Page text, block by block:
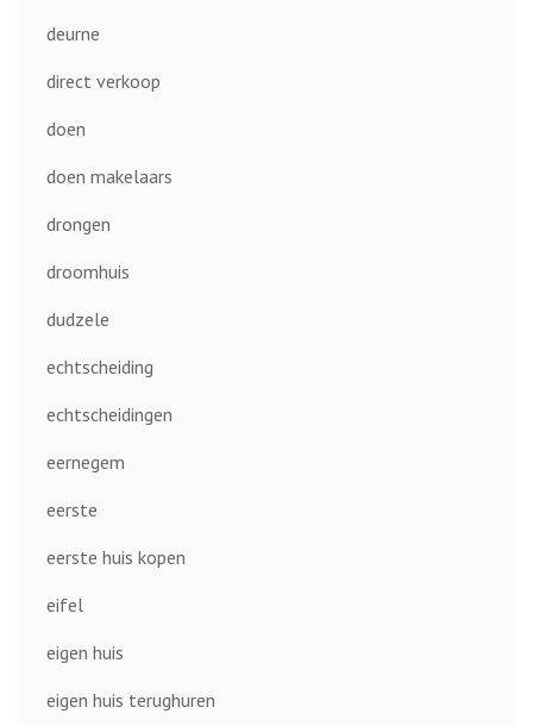
deurne
direct verkoop
doen
doen makelaars
drongen
droomhuis
dudzele
echtscheiding
echtscheidingen
eernegem
eerste
eerste huis kopen
eifel
eigen huis
eigen huis terughuren